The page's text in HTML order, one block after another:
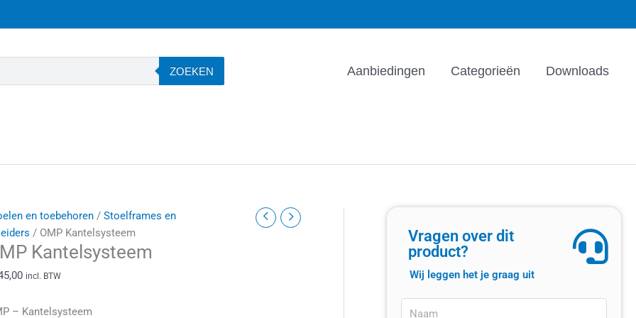
ZOEKEN Aanbiedingen Categorieën Downloads
en toebehoren/ Stoelframes en
/ OMP Kantelsysteem
Kantelsysteem
incl. BTW
– Kantelsysteem
Vragen over dit
product?
Wij leggen het je graag uit